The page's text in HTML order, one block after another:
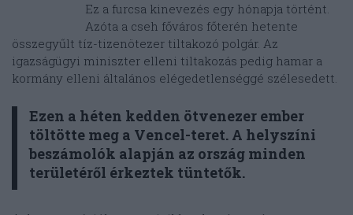
Ez a furcsa kinevezés egy hónapja történt.
Azóta a cseh főváros főterén hetente
összegyűlt tíz-tizenötezer tiltakozó polgár. Az
igazságügyi miniszter elleni tiltakozás pedig hamar a
kormány elleni általános elégedetlenséggé szélesedett.
Ezen a héten kedden ötvenezer ember
töltötte meg a Vencel-teret. A helyszíni
beszámolók alapján az ország minden
területéről érkeztek tüntetők.